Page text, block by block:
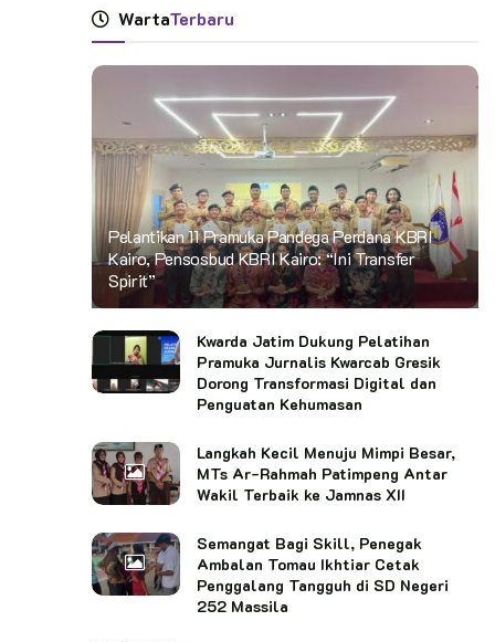
WartaTerbaru
Pelantikan 11 Pramuka Pandega Perdana KBRI
Kairo, Pensosbud KBRI Kairo: “Ini Transfer
Spirit”
Kwarda Jatim Dukung Pelatihan
Pramuka Jurnalis Kwarcab Gresik
Dorong Transformasi Digital dan
Penguatan Kehumasan
Langkah Kecil Menuju Mimpi Besar,
MTs Ar-Rahmah Patimpeng Antar
Wakil Terbaik ke Jamnas XII
Semangat Bagi Skill, Penegak
Ambalan Tomau Ikhtiar Cetak
Penggalang Tangguh di SD Negeri
252 Massila